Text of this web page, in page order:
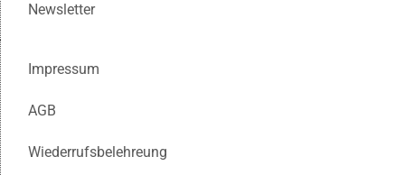
Newsletter
Impressum
AGB
Wiederrufsbelehreung